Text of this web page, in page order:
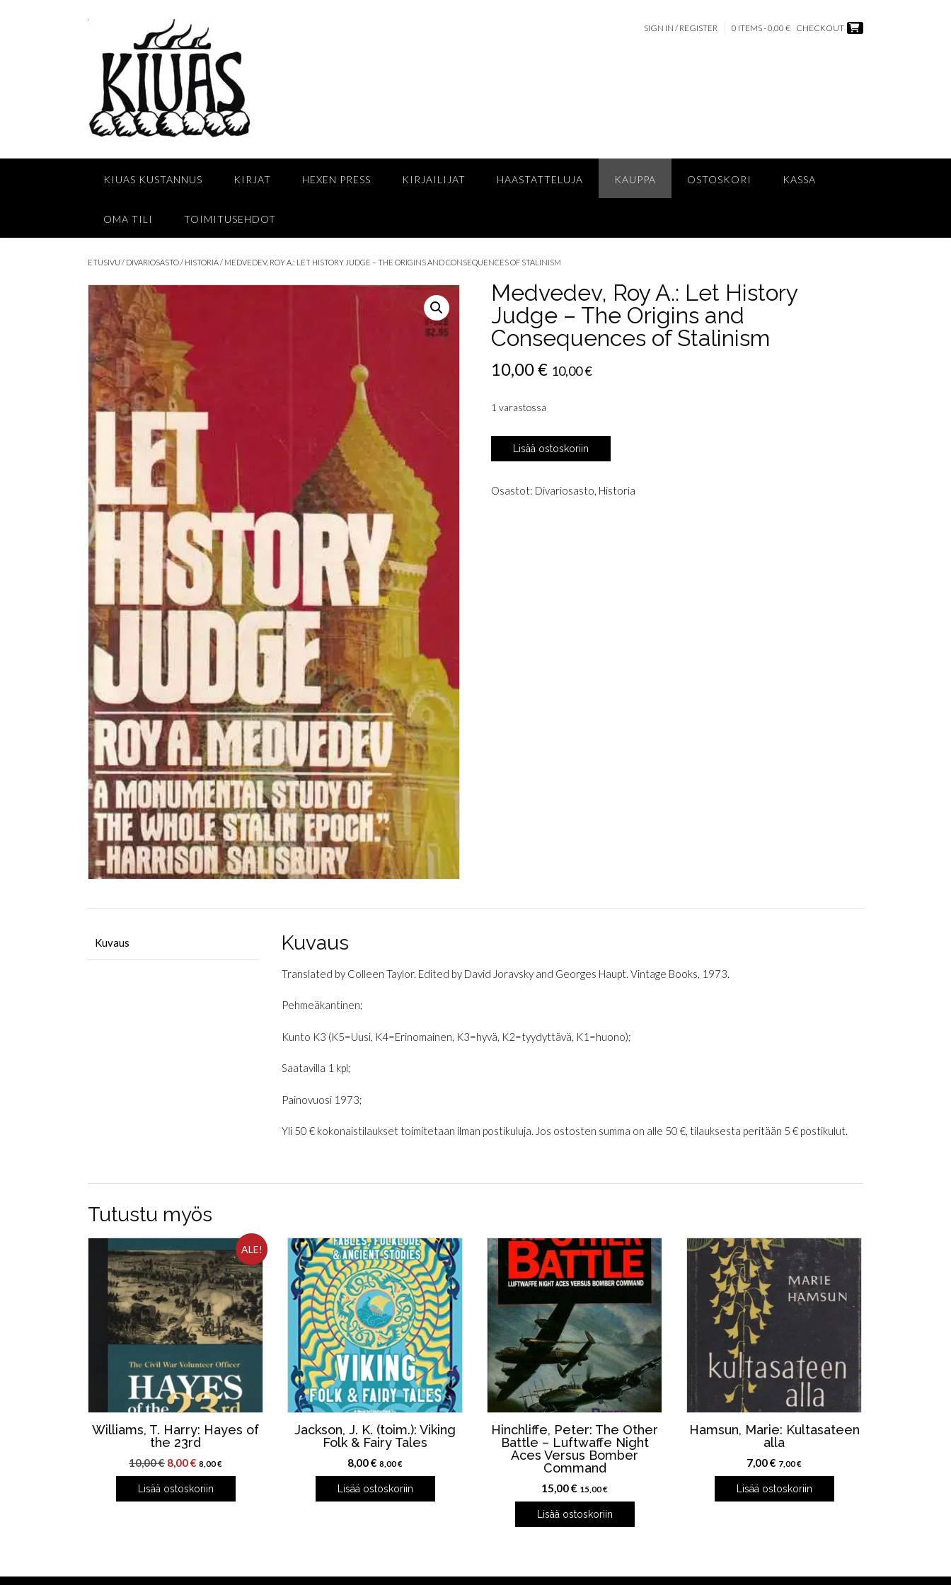
SIGN IN / REGISTER 0 ITEMS - 0,00 € CHECKOUT
KIUAS KUSTANNUS KIRJAT HEXEN PRESS KIRJAILIJAT HAASTATTELUJA KAUPPA OSTOSKORI KASSA
OMA TILI TOIMITUSEHDOT
ETUSIVU / DIVARIOSASTO/ HISTORIA/ MEDVEDEV, ROY A.: LET HISTORY JUDGE – THE ORIGINS AND CONSEQUENCES OF STALINISM
Medvedev, Roy A.: Let History
Judge – The Origins and
Consequences of Stalinism
10,00€ 10,00€
1 varastossa
Medvedev,
Roy
Let
Lisää ostoskoriin
Osastot: Divariosasto, Historia
Kuvaus Kuvaus
Translated by Colleen Taylor. Edited by David Joravsky and Georges Haupt. Vintage Books, 1973.
Pehmeäkantinen;
Kunto K3 (K5=Uusi, K4=Erinomainen, K3=hyvä, K2=tyydyttävä, K1=huono);
Saatavilla 1 kpl;
Painovuosi 1973;
Yli 50 € kokonaistilaukset toimitetaan ilman postikuluja. Jos ostosten summa on alle 50 €, tilauksesta peritään 5 € postikulut.
Tutustu myös
ALE!
Williams, T. Harry: Hayes of
the 23rd
10,00€ Alkuperäinen
hinta
oli:
8,00€ Nykyinen
hinta
on:
8,00€
Lisää ostoskoriin
Jackson, J. K. (toim.): Viking
Folk & Fairy Tales
8,00€ 8,00€
Lisää ostoskoriin
Hinchliffe, Peter: The Other
Battle – Luftwaffe Night
Aces Versus Bomber
Command
15,00€ 15,00€
Lisää ostoskoriin
Hamsun, Marie: Kultasateen
alla
7,00€ 7,00€
Lisää ostoskoriin